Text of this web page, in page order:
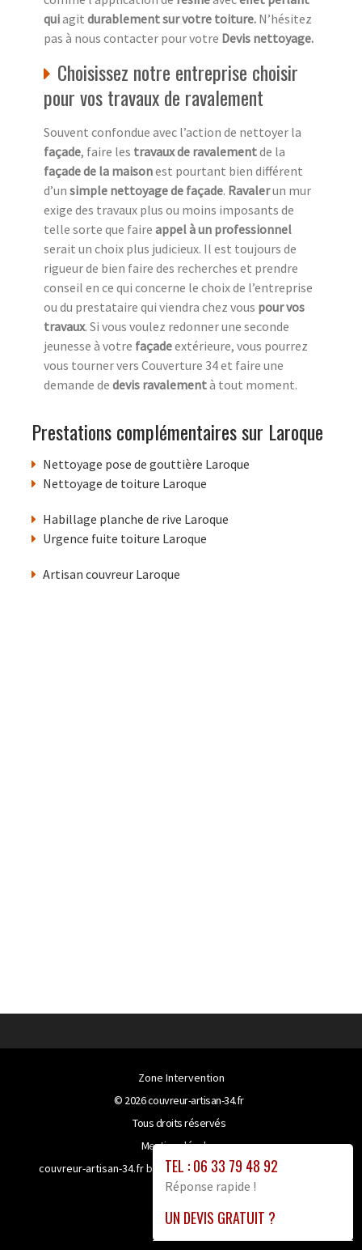
quiagit durablement sur votre toiture. N’hésitez
pas à nous contacter pour votre Devis nettoyage.
Choisissez notre entreprise choisir
pour vos travaux de ravalement
Souvent confondue avec l’action de nettoyer la
façade, faire les travaux de ravalementde la
façade de la maisonest pourtant bien différent
d’un simple nettoyage de façade. Ravalerun mur
exige des travaux plus ou moins imposants de
telle sorte que faire appel à un professionnel
serait un choix plus judicieux. Il est toujours de
rigueur de bien faire des recherches et prendre
conseil en ce qui concerne le choix de l’entreprise
ou du prestataire qui viendra chez vous pour vos
travaux. Si vous voulez redonner une seconde
jeunesse à votre façadeextérieure, vous pourrez
vous tourner vers Couverture 34 et faire une
demande de devis ravalementà tout moment.
Prestations complémentaires sur Laroque
Nettoyage pose de gouttière Laroque
Nettoyage de toiture Laroque
Habillage planche de rive Laroque
Urgence fuite toiture Laroque
Artisan couvreur Laroque
TEL : 06 33 79 48 92
Réponse rapide !
UN DEVIS GRATUIT ?
Zone Intervention
© 2026couvreur-artisan-34.fr
Tous droits réservés
Mentions légales
couvreur-artisan-34.fr bénéficie de la technologie
site proxy